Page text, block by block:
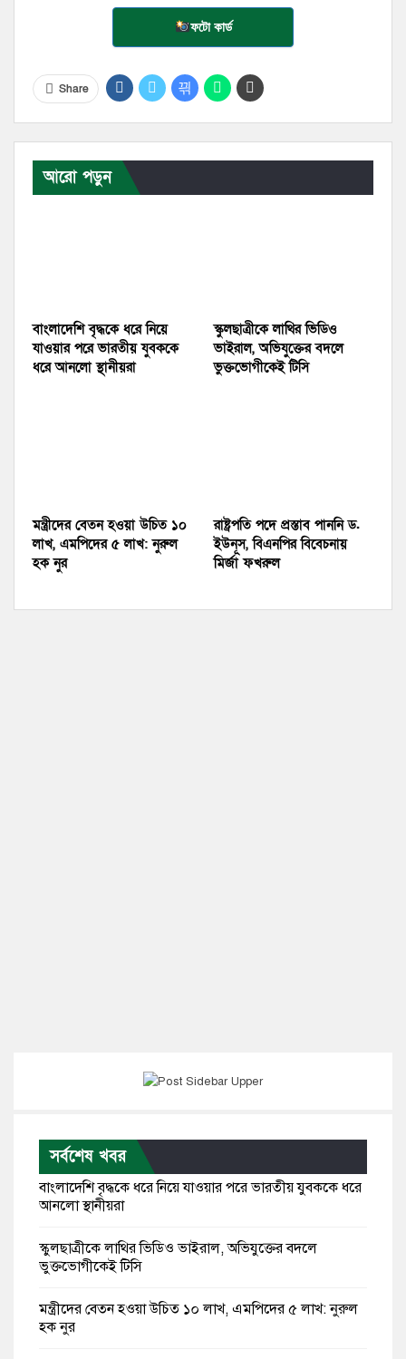
ফটো কার্ড
Share
আরো পড়ুন
বাংলাদেশি বৃদ্ধকে ধরে নিয়ে
যাওয়ার পরে ভারতীয় যুবককে
ধরে আনলো স্থানীয়রা
স্কুলছাত্রীকে লাথির ভিডিও
ভাইরাল, অভিযুক্তের বদলে
ভুক্তভোগীকেই টিসি
মন্ত্রীদের বেতন হওয়া উচিত ১০
লাখ, এমপিদের ৫ লাখ: নুরুল
হক নুর
রাষ্ট্রপতি পদে প্রস্তাব পাননি ড.
ইউনূস, বিএনপির বিবেচনায়
মির্জা ফখরুল
সর্বশেষ খবর
বাংলাদেশি বৃদ্ধকে ধরে নিয়ে যাওয়ার পরে ভারতীয় যুবককে ধরে
আনলো স্থানীয়রা
স্কুলছাত্রীকে লাথির ভিডিও ভাইরাল, অভিযুক্তের বদলে
ভুক্তভোগীকেই টিসি
মন্ত্রীদের বেতন হওয়া উচিত ১০ লাখ, এমপিদের ৫ লাখ: নুরুল
হক নুর